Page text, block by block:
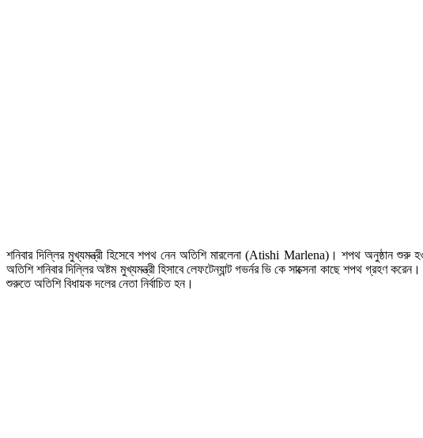
শনিবার দিল্লির মুখ্যমন্ত্রী হিসেবে শপথ নেন অতিশি মারলেনা (Atishi Marlena)। শপথ অনুষ্ঠান শুরু
অতিশি শনিবার দিল্লির অষ্টম মুখ্যমন্ত্রী হিসাবে লেফটেন্যান্ট গভর্নর ভি কে সাক্সেনা কাছে শপথ
শুরুতে অতিশি বিধায়ক দলের নেতা নির্বাচিত হন।